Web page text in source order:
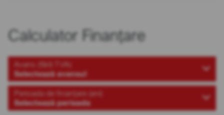
Calculator Finanțare
Avans (fără TVA)
Selectează avansul
Perioada de finanțare (ani)
Selectează perioada